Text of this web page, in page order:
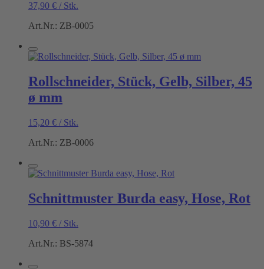
37,90 € / Stk.
Art.Nr.: ZB-0005
Rollschneider, Stück, Gelb, Silber, 45
ø mm
15,20 € / Stk.
Art.Nr.: ZB-0006
Schnittmuster Burda easy, Hose, Rot
10,90 € / Stk.
Art.Nr.: BS-5874